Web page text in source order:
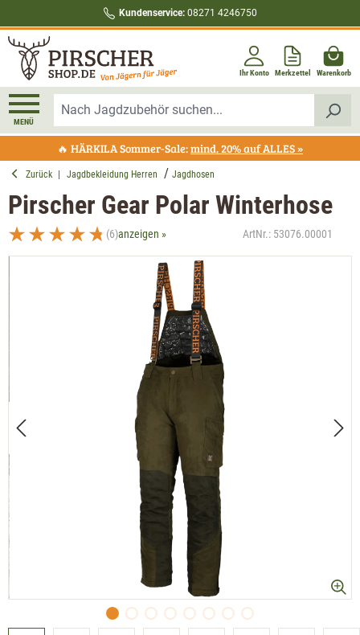
Kundenservice: 08271 4246750
Ihr Konto Merkzettel Warenkorb
MENÜ
🔥 HÄRKILA Sommer-Sale:mind. 20% auf ALLES »
Zurück Jagdbekleidung Herren Jagdhosen
Pirscher Gear Polar Winterhose
(6)anzeigen » ArtNr.: 53076.00001